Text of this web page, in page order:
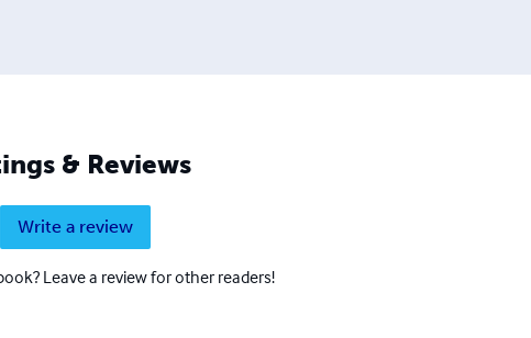
& Reviews
Write a review
Leave a review for other readers!